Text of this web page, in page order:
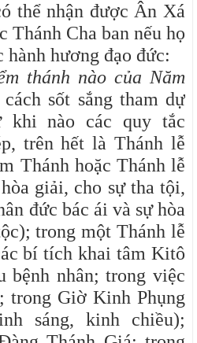
thể nhận được Ân Xá
Thánh Cha ban nếu họ
hương đạo đức:
thánh nào của Năm
sốt sắng tham dự
khi nào các quy tắc
trên hết là Thánh lễ
Thánh hoặc Thánh lễ
giải, cho sự tha tội,
đức bác ái và sự hòa
trong một Thánh lễ
bí tích khai tâm Kitô
bệnh nhân; trong việc
trong Giờ Kinh Phụng
sáng, kinh chiều);